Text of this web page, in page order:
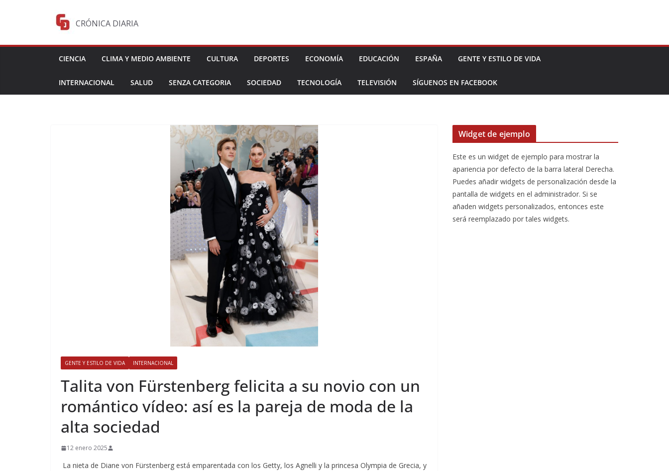
CRÓNICA DIARIA
CIENCIA CLIMA Y MEDIO AMBIENTE CULTURA DEPORTES ECONOMÍA EDUCACIÓN ESPAÑA GENTE Y ESTILO DE VIDA
INTERNACIONAL SALUD SENZA CATEGORIA SOCIEDAD TECNOLOGÍA TELEVISIÓN SÍGUENOS EN FACEBOOK
GENTE Y ESTILO DE VIDA INTERNACIONAL
​Talita von Fürstenberg felicita a su novio con un
romántico vídeo: así es la pareja de moda de la
alta sociedad
12 enero 2025
La nieta de Diane von Fürstenberg está emparentada con los Getty, los Agnelli y la princesa Olympia de Grecia, y
Widget de ejemplo
Este es un widget de ejemplo para mostrar la
apariencia por defecto de la barra lateral Derecha.
Puedes añadir widgets de personalización desde la
pantalla de widgets en el administrador. Si se
añaden widgets personalizados, entonces este
será reemplazado por tales widgets.